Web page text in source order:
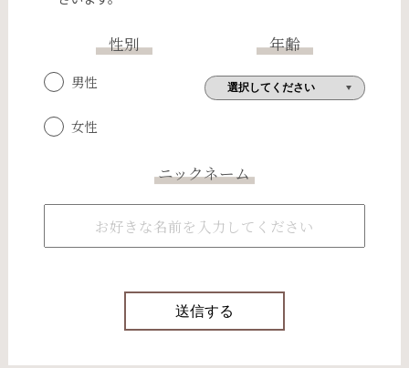
性別
男性
女性
年齢
ニックネーム